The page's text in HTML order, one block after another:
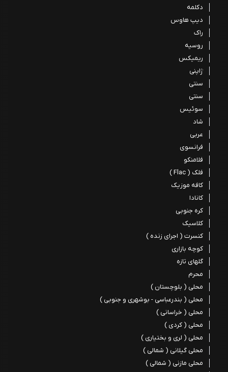
دکلمه
دیپ هاوس
راک
روسیه
ریمیکس
ژاپنی
سنتی
سنتی
سوئیس
شاد
عربی
فرانسوی
فلامنکو
فلک ( Flac )
کافه موزیک
کانادا
کره جنوبی
کلاسیک
کنسرت ( اجرای زنده )
کوچه بازاری
گلهای تازه
محرم
محلی ( بلوچستان )
محلی ( بندرعباسی - بوشهری و جنوبی )
محلی ( خراسانی )
محلی ( کردی )
محلی ( لری و بختیاری )
محلی گیلانی ( شمالی )
محلی مازنی ( شمالی )